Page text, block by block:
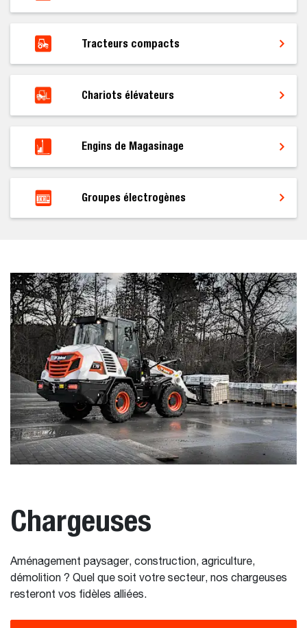
Tracteurs compacts
Chariots élévateurs
Engins de Magasinage
Groupes électrogènes
Chargeuses
Aménagement paysager, construction, agriculture,
démolition ? Quel que soit votre secteur, nos chargeuses
resteront vos fidèles alliées.